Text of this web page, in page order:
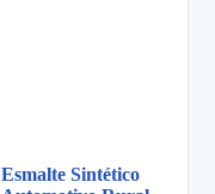
Esmalte Sintético